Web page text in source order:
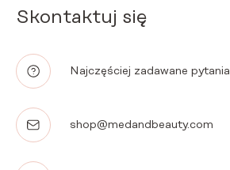
Skontaktuj się
Najczęściej zadawane pytania
shop@medandbeauty.com